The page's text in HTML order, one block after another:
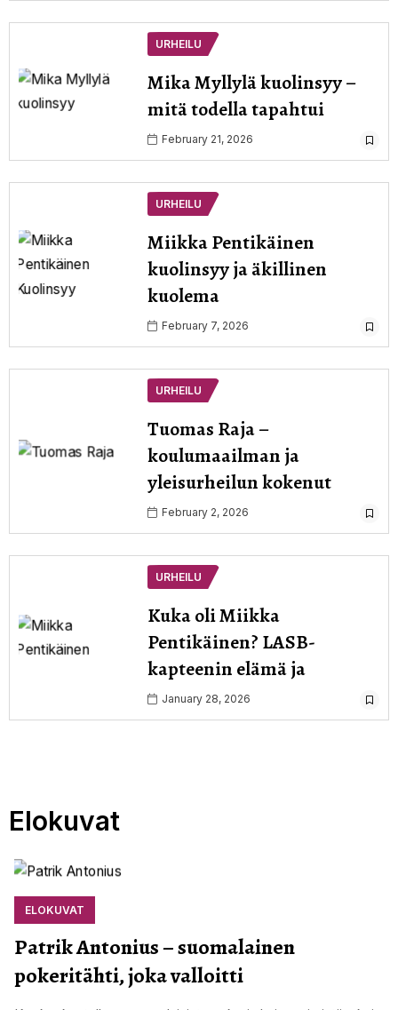
URHEILU
Mika Myllylä kuolinsyy –
mitä todella tapahtui
February 21, 2026
URHEILU
Miikka Pentikäinen
kuolinsyy ja äkillinen
kuolema
February 7, 2026
URHEILU
Tuomas Raja –
koulumaailman ja
yleisurheilun kokenut
February 2, 2026
URHEILU
Kuka oli Miikka
Pentikäinen? LASB-
kapteenin elämä ja
January 28, 2026
Elokuvat
ELOKUVAT
Patrik Antonius – suomalainen
pokeritähti, joka valloitti